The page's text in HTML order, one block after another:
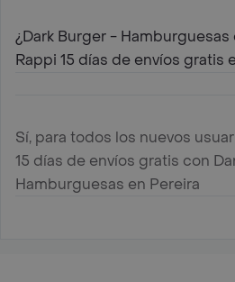
¿Dark Burger -
Rappi 15 días de envíos gratis
Sí, para todos los nuevos
15 días de envíos gratis con
Hamburguesas en Pereira